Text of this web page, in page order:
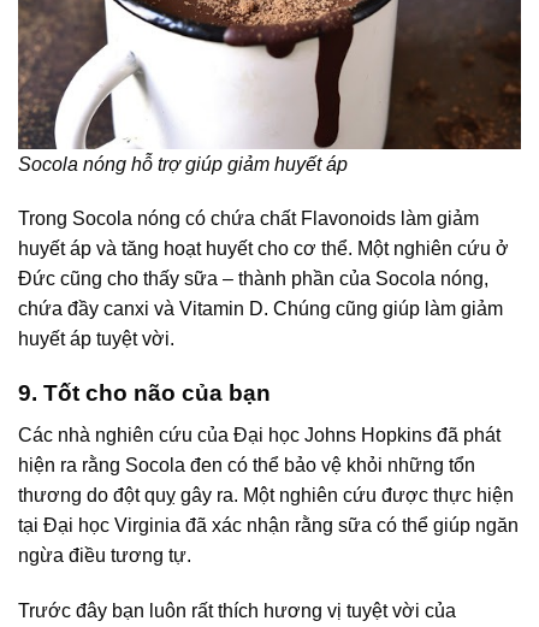
Socola nóng hỗ trợ giúp giảm huyết áp
Trong Socola nóng có chứa chất Flavonoids làm giảm
huyết áp và tăng hoạt huyết cho cơ thể. Một nghiên cứu ở
Đức cũng cho thấy sữa – thành phần của Socola nóng,
chứa đầy canxi và Vitamin D. Chúng cũng giúp làm giảm
huyết áp tuyệt vời.
9. Tốt cho não của bạn
Các nhà nghiên cứu của Đại học Johns Hopkins đã phát
hiện ra rằng Socola đen có thể bảo vệ khỏi những tổn
thương do đột quỵ gây ra. Một nghiên cứu được thực hiện
tại Đại học Virginia đã xác nhận rằng sữa có thể giúp ngăn
ngừa điều tương tự.
Trước đây bạn luôn rất thích hương vị tuyệt vời của